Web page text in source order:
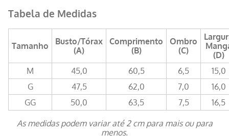
Tabela de Medidas
Tamanho
Busto/Tórax
(A)
Comprimento
(B)
Ombro
(C)
(D)
M
45,0 60,5 6,5
15,0
G
47,5 62,0 7,0
16,0
GG
50,0 63,5 7,5 16,5
As medidas podem variar até 2 cm para mais ou para
menos.